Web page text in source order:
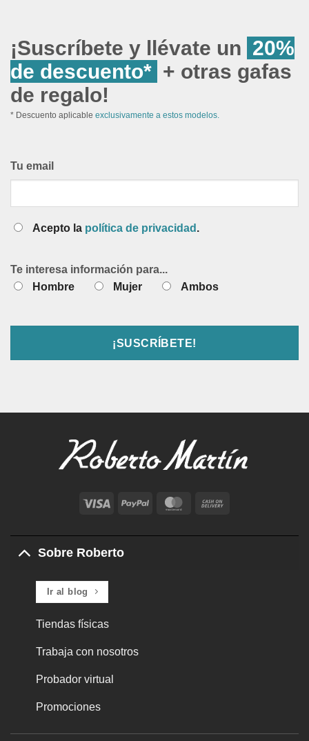
¡Suscríbete y llévate un 20%
de descuento* + otras gafas
de regalo!
* Descuento aplicable exclusivamente a estos modelos.
Tu email
Acepto la política de privacidad .
Te interesa información para...
Hombre
Mujer Ambos
Visa PayPal MasterCard
Delivery
Sobre Roberto
Ir al blog
Tiendas físicas
Trabaja con nosotros
Probador virtual
Promociones